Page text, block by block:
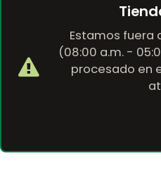
Estamos fuera
(08:00 a.m. -
procesado en